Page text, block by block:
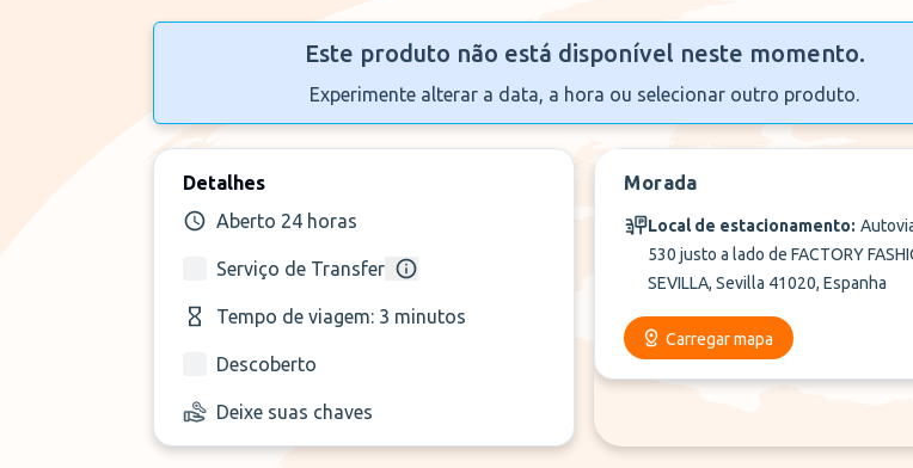
Este produto não está disponível neste momento.
Experimente alterar a data, a hora ou selecionar outro produto.
Detalhes
Aberto 24 horas
Serviço de Transfer
Tempo de viagem: 3 minutos
Descoberto
Deixe suas chaves
Morada
Local de estacionamento:
530 justo a lado de FACTORY
SEVILLA, Sevilla 41020, Espanha
Carregar mapa